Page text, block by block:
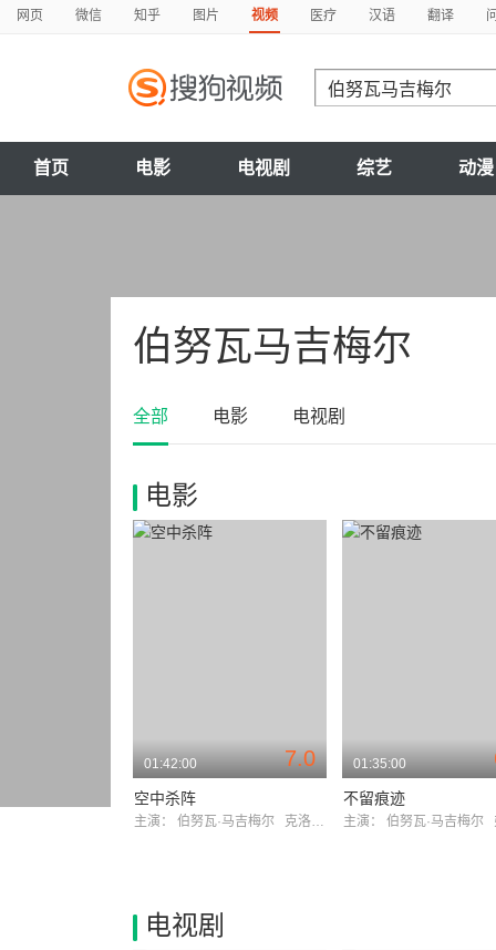
网页 微信 知乎 图片 视频 医疗 汉语 翻译
首页 电影 电视剧 综艺 动漫
伯努瓦马吉梅尔
全部 电影 电视剧
电影
7.0
01:42:00
空中杀阵
主演： 伯努瓦·马吉梅尔 克洛维斯·科尔尼亚克
01:35:00
不留痕迹
主演： 伯努瓦·马吉梅尔
电视剧